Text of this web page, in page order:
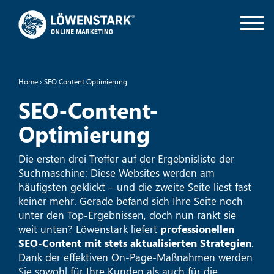
Home› SEO Content Optimierung
SEO-Content-
Optimierung
Die ersten drei Treffer auf der Ergebnisliste der
Suchmaschine: Diese Websites werden am
häufigsten geklickt – und die zweite Seite liest fast
keiner mehr. Gerade befand sich Ihre Seite noch
unter den Top-Ergebnissen, doch nun rankt sie
weit unten? Löwenstark liefert professionellen
SEO-Content mit stets aktualisierten Strategien.
Dank der effektiven On-Page-Maßnahmen werden
Sie sowohl für Ihre Kunden als auch für die